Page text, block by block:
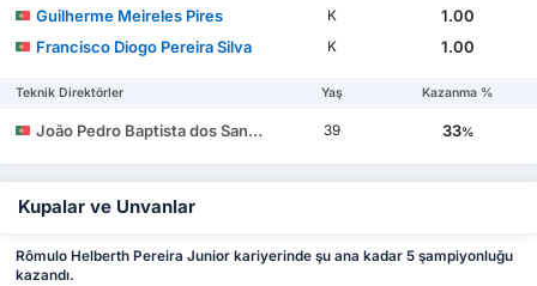
Guilherme Meireles Pires
K
1.00
Francisco Diogo Pereira Silva
K 1.00
Teknik Direktörler Yaş Kazanma %
João Pedro Baptista dos Santos Brito Gião 39 33%
Kupalar ve Unvanlar
Rômulo Helberth Pereira Junior kariyerinde şu ana kadar 5 şampiyonluğu
kazandı.